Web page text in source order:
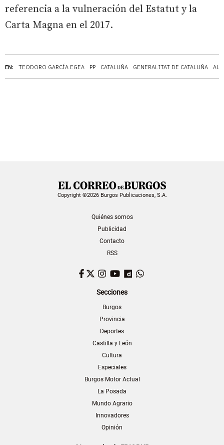
EN: TEODORO GARCÍA EGEA PP CATALUÑA GENERALITAT DE CATALUÑA
referencia a la vulneración del Estatut y la
Carta Magna en el 2017.
Copyright ©2026 Burgos Publicaciones, S.A.
Quiénes somos
Publicidad
Contacto
RSS
Facebook
TwitterInstagram
YouTubeDailymotion
Secciones
Burgos
Provincia
Deportes
Castilla y León
Cultura
Especiales
Burgos Motor Actual
La Posada
Mundo Agrario
Innovadores
Opinión